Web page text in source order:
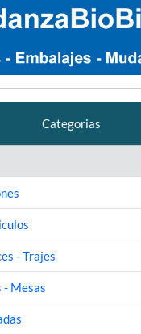
Categorias
- Trajes
Mesas